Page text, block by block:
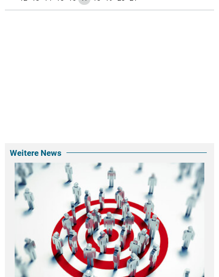
Weitere News